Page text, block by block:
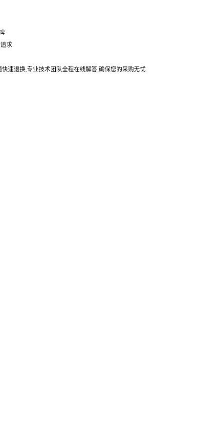
求
速退换,专业技术团队全程在线解答,确保您的采购无忧